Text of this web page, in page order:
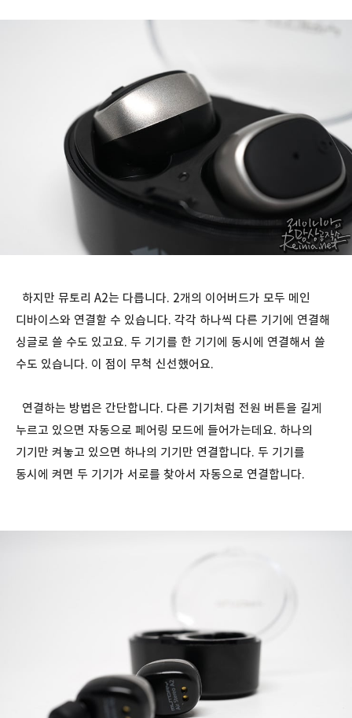
하지만 뮤토리 A2는 다릅니다. 2개의 이어버드가 모두 메인
디바이스와 연결할 수 있습니다. 각각 하나씩 다른 기기에 연결해
싱글로 쓸 수도 있고요. 두 기기를 한 기기에 동시에 연결해서 쓸
수도 있습니다. 이 점이 무척 신선했어요.
연결하는 방법은 간단합니다. 다른 기기처럼 전원 버튼을 길게
누르고 있으면 자동으로 페어링 모드에 들어가는데요. 하나의
기기만 켜놓고 있으면 하나의 기기만 연결합니다. 두 기기를
동시에 켜면 두 기기가 서로를 찾아서 자동으로 연결합니다.